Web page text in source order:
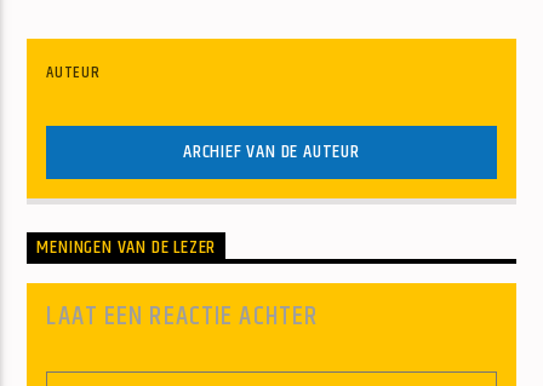
AUTEUR
ARCHIEF VAN DE AUTEUR
MENINGEN VAN DE LEZER
LAAT EEN REACTIE ACHTER